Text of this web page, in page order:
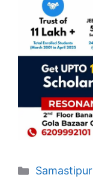
Categories
Samastipur